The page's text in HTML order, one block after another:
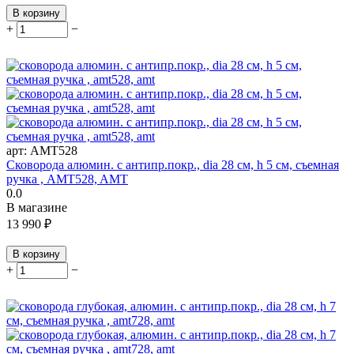
В корзину
+ −
арт: AMT528
Сковорода алюмин. с антипр.покр., dia 28 см, h 5 см, съемная
ручка , AMT528, AMT
0.0
В магазине
13 990 ₽
В корзину
+ −